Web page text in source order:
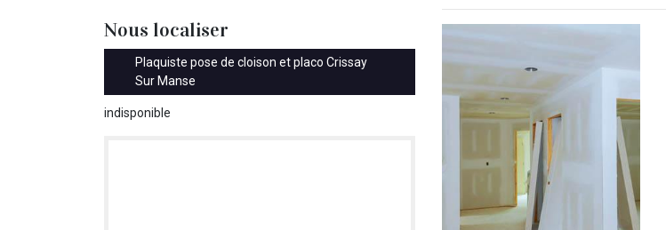
Nous localiser
Plaquiste pose de cloison et placo Crissay
Sur Manse
indisponible